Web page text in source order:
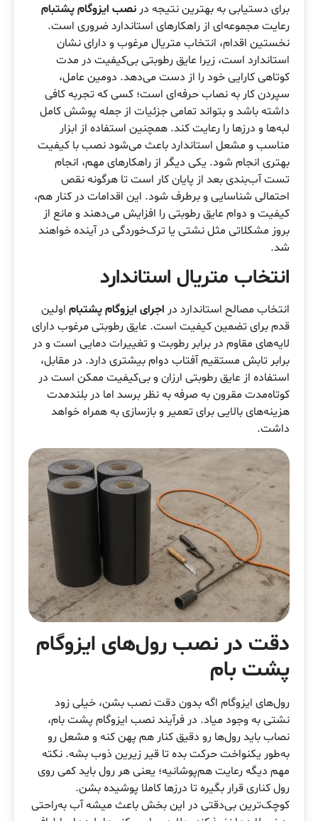
برای دستیابی به بهترین نتیجه در نصب ایزوگام پشتبام
رعایت مجموعه‌ای از راهکارهای استاندارد ضروری است.
نخستین اقدام، انتخاب متریال مرغوب و دارای نشان
استاندارد است، زیرا عایق رطوبتی بی‌کیفیت در مدت
کوتاهی کارایی خود را از دست می‌دهد. دومین عامل،
سپردن کار به نصاب حرفه‌ای است؛ کسی که تجربه کافی
داشته باشد و بتواند تمامی جزئیات از جمله پوشش کامل
لبه‌ها و درزها را رعایت کند. همچنین استفاده از ابزار
مناسب و مشعل استاندارد باعث می‌شود نصب با کیفیت
بهتری انجام شود. یکی دیگر از راهکارهای مهم، انجام
تست آب‌بندی بعد از پایان کار است تا هرگونه نقص
احتمالی شناسایی و برطرف شود. این اقدامات در کنار هم،
کیفیت و دوام عایق رطوبتی را افزایش می‌دهند و مانع از
بروز مشکلاتی مثل نشتی یا ترک‌خوردگی در آینده خواهند
شد.
انتخاب متریال استاندارد
انتخاب مصالح استاندارد در اجرای ایزوگام پشتبام اولین
قدم برای تضمین کیفیت است. عایق رطوبتی مرغوب دارای
لایه‌های مقاوم در برابر رطوبت و تغییرات دمایی است و در
برابر تابش مستقیم آفتاب دوام بیشتری دارد. در مقابل،
استفاده از عایق رطوبتی ارزان و بی‌کیفیت ممکن است در
کوتاه‌مدت مقرون به صرفه به نظر برسد اما در بلندمدت
هزینه‌های بالایی برای تعمیر و بازسازی به همراه خواهد
داشت.
دقت در نصب رول‌های ایزوگام
پشت بام
رول‌های ایزوگام اگه بدون دقت نصب بشن، خیلی زود
نشتی به وجود میاد. در فرآیند نصب ایزوگام پشت بام،
نصاب باید رول‌ها رو دقیق کنار هم پهن کنه و مشعل رو
به‌طور یکنواخت حرکت بده تا قیر زیرین ذوب بشه. نکته
مهم دیگه رعایت هم‌پوشانیه؛ یعنی هر رول باید کمی روی
رول کناری قرار بگیره تا درزها کاملا پوشیده بشن.
کوچک‌ترین بی‌دقتی در این بخش باعث میشه آب به‌راحتی